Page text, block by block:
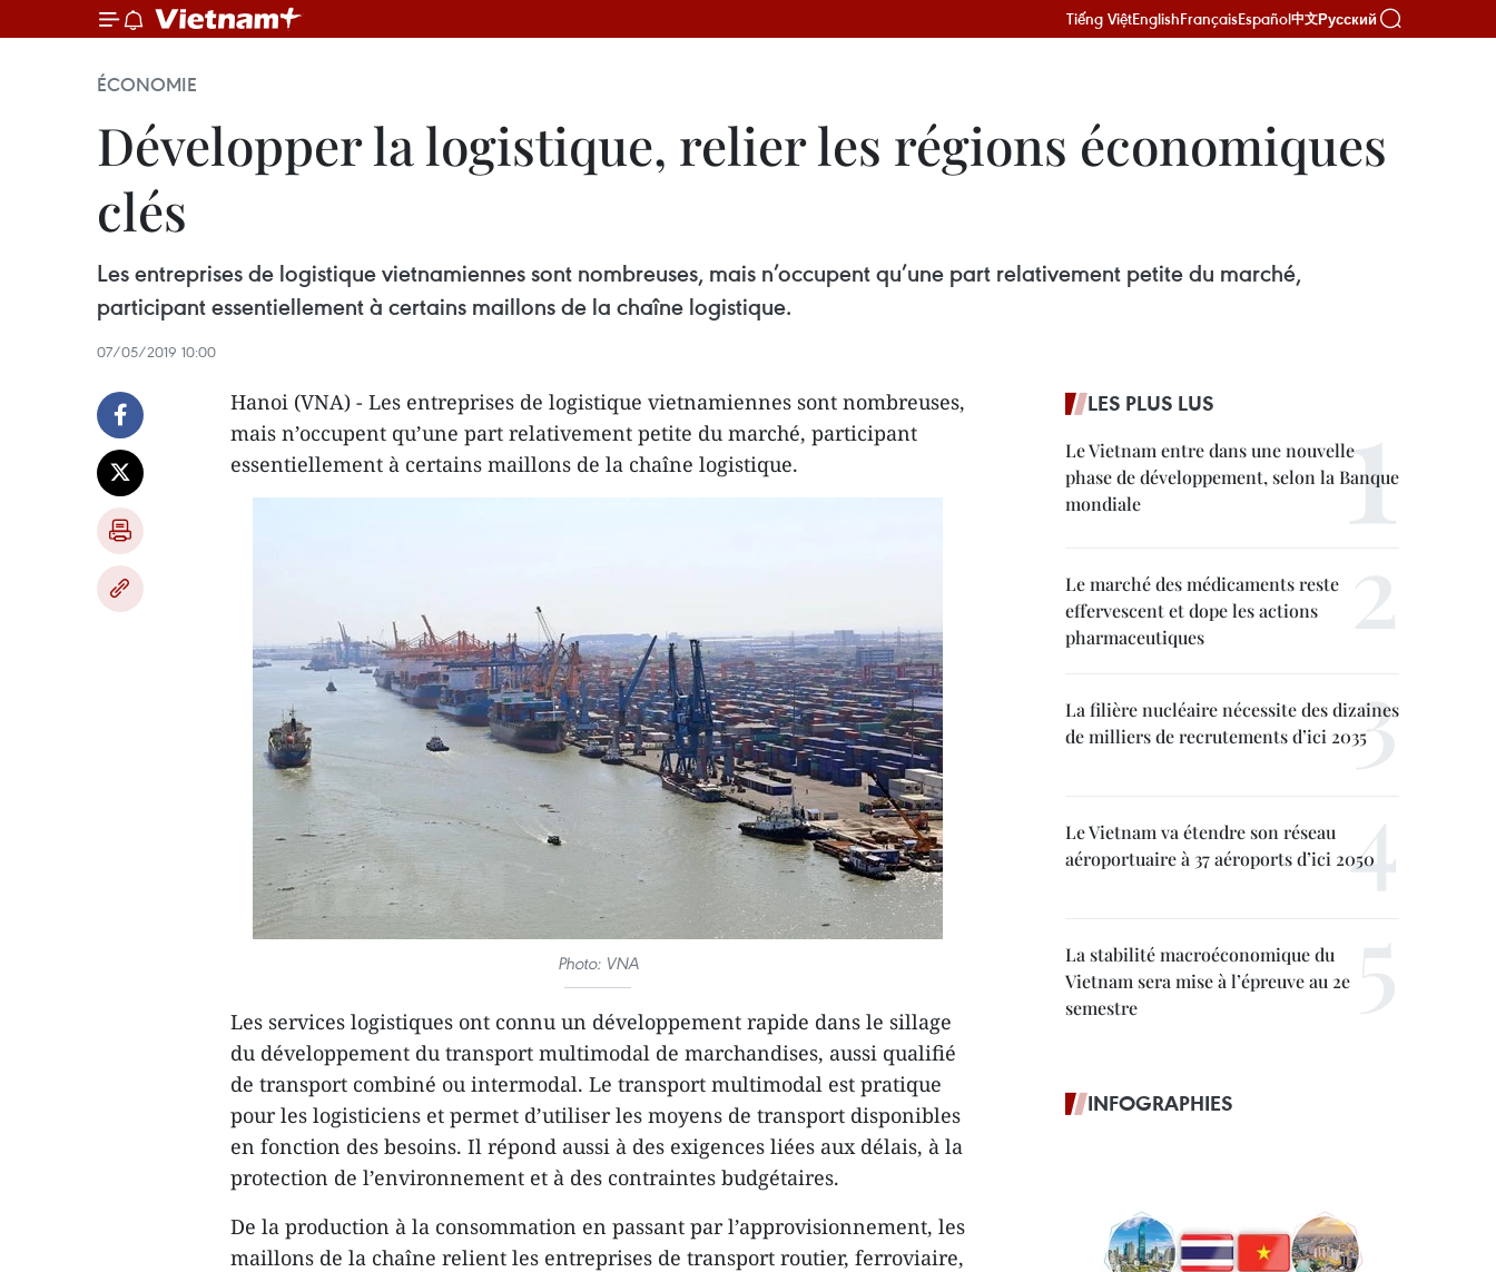
Tiếng ViệtEnglishFrançaisEspañol中文Русский
ÉCONOMIE
Développer la logistique, relier les régions économiques
clés
Les entreprises de logistique vietnamiennes sont nombreuses, mais n’occupent qu’une part relativement petite du marché,
participant essentiellement à certains maillons de la chaîne logistique.
07/05/2019 10:00
Hanoi (VNA) - Les entreprises de logistique vietnamiennes sont nombreuses,
mais n’occupent qu’une part relativement petite du marché, participant
essentiellement à certains maillons de la chaîne logistique.
Photo: VNA
Les services logistiques ont connu un développement rapide dans le sillage
du développement du transport multimodal de marchandises, aussi qualifié
de transport combiné ou intermodal. Le transport multimodal est pratique
pour les logisticiens et permet d’utiliser les moyens de transport disponibles
en fonction des besoins. Il répond aussi à des exigences liées aux délais, à la
protection de l’environnement et à des contraintes budgétaires.
De la production à la consommation en passant par l’approvisionnement, les
maillons de la chaîne relient les entreprises de transport routier, ferroviaire,
LES PLUS LUS
Le Vietnam entre dans une nouvelle
phase de développement, selon la Banque
mondiale
Le marché des médicaments reste
effervescent et dope les actions
pharmaceutiques
La filière nucléaire nécessite des dizaines
de milliers de recrutements d’ici 2035
Le Vietnam va étendre son réseau
aéroportuaire à 37 aéroports d’ici 2050
La stabilité macroéconomique du
Vietnam sera mise à l’épreuve au 2e
semestre
INFOGRAPHIES